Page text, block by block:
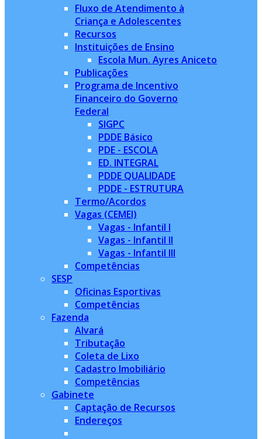
Fluxo de Atendimento à
Criança e Adolescentes
Recursos
Instituições de Ensino
Escola Mun. Ayres Aniceto
Publicações
Programa de Incentivo
Financeiro do Governo
Federal
SIGPC
PDDE Básico
PDE - ESCOLA
ED. INTEGRAL
PDDE QUALIDADE
PDDE - ESTRUTURA
Termo/Acordos
Vagas (CEMEI)
Vagas - Infantil I
Vagas - Infantil II
Vagas - Infantil III
Competências
SESP
Oficinas Esportivas
Competências
Fazenda
Alvará
Tributação
Coleta de Lixo
Cadastro Imobiliário
Competências
Gabinete
Captação de Recursos
Endereços